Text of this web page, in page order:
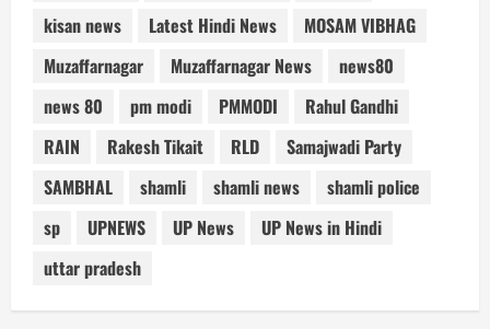
kisan news
Latest Hindi News
MOSAM VIBHAG
Muzaffarnagar
Muzaffarnagar News
news80
news 80
pm modi PMMODI
Rahul Gandhi
RAIN
Rakesh Tikait RLD
Samajwadi Party
SAMBHAL
shamli shamli news
shamli police
sp
UPNEWS UP News
UP News in Hindi
uttar pradesh